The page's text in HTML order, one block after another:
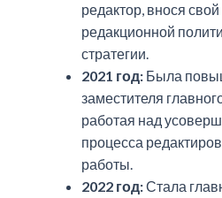
редактор, внося
редакционной
стратегии.
2021 год: Была
заместителя
работая над
процесса
работы.
2022 год:Стала